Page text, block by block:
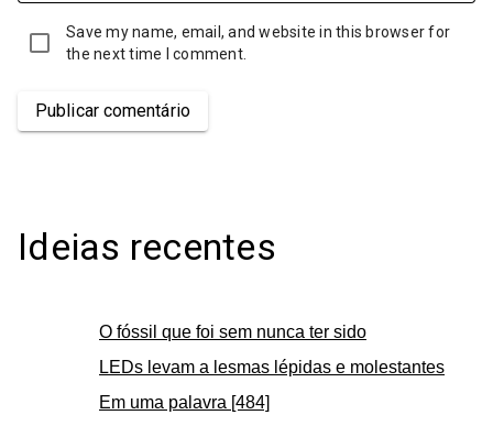
Save my name, email, and website in this browser for
the next time I comment.
Publicar comentário
Ideias recentes
O fóssil que foi sem nunca ter sido
LEDs levam a lesmas lépidas e molestantes
Em uma palavra [484]